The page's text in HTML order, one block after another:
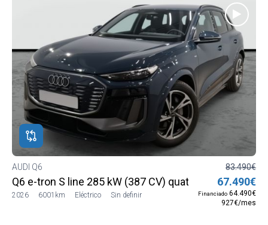
AUDI Q6
Q6 e-tron S line 285 kW (387 CV) quattro
2026 6001km Eléctrico Sin definir
83.490€
67.490€
Financiado 64.490€
927€/mes